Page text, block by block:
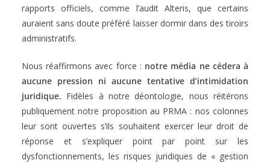
rapports officiels, comme l’audit Alteris, que certains
auraient sans doute préféré laisser dormir dans des tiroirs
administratifs.
Nous réaffirmons avec force : notre média ne cédera à
aucune pression ni aucune tentative d’intimidation
juridique. Fidèles à notre déontologie, nous réitérons
publiquement notre proposition au PRMA : nos colonnes
leur sont ouvertes s’ils souhaitent exercer leur droit de
réponse et s’expliquer point par point sur les
dysfonctionnements, les risques juridiques de « gestion